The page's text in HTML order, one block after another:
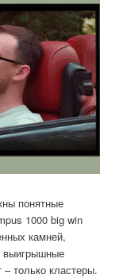
понятные
1000 big win
камней,
выигрышные
только кластеры.